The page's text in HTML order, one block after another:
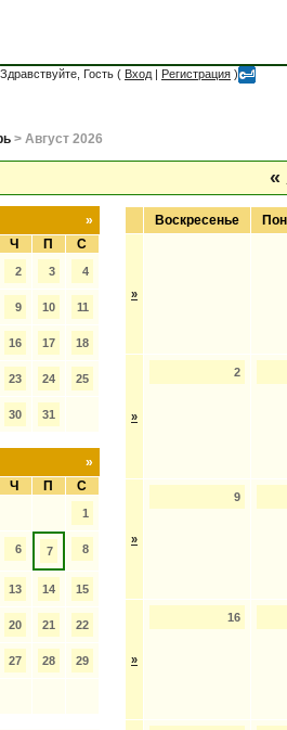
Здравствуйте, Гость ( Вход | Регистрация )
> Август 2026
«
»
Ч П С
2 3 4
9 10 11
16 17 18
23 24 25
30 31
»
Ч П С
1
6 7 8
13 14 15
20 21 22
27 28 29
Воскресенье
»
»
2
»
9
»
16